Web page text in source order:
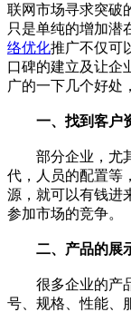
联网市场寻求突破
只是单纯的增加潜
络优化推广不仅可
口碑的建立及让企
广的一下几个好处
一、找到客户
部分企业，尤其
代，人员的配置等
源，就可以有钱进
参加市场的竞争。
二、产品的展
很多企业的产品
号、规格、性能、